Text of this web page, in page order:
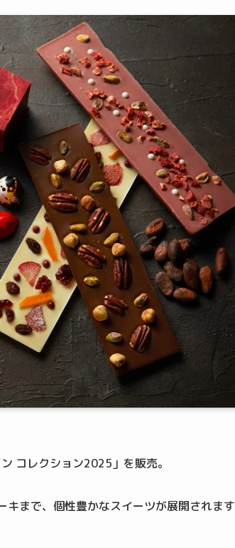
コレクション2025」を販売。
まで、個性豊かなスイーツが展開されます